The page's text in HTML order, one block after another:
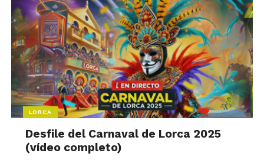
LORCA
Desfile del Carnaval de Lorca 2025
(vídeo completo)